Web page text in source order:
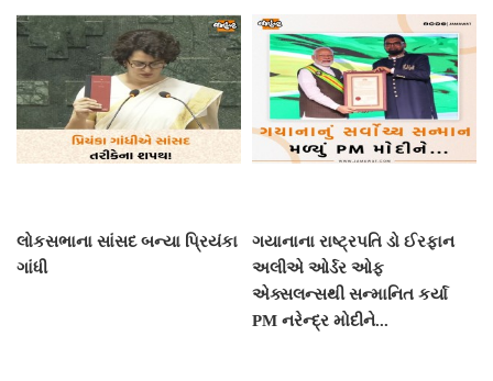
લોકસભાના સાંસદ બન્યા પ્રિયંકા
ગાંધી
ગયાનાના રાષ્ટ્રપતિ ડો ઈરફાન
અલીએ ઓર્ડર ઓફ
એક્સલન્સથી સન્માનિત કર્યા
PM નરેન્દ્ર મોદીને...